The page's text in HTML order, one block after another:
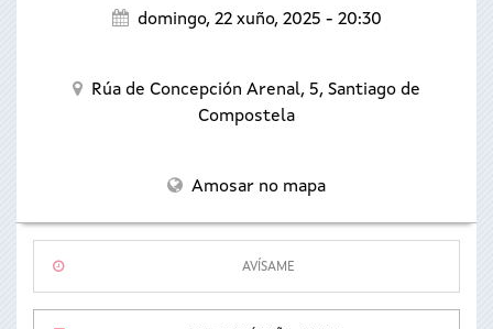
domingo, 22 xuño, 2025 - 20:30
Rúa de Concepción Arenal, 5, Santiago de
Compostela
Amosar no mapa
AVÍSAME